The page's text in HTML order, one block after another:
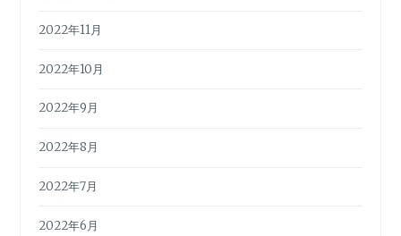
2022年11月
2022年10月
2022年9月
2022年8月
2022年7月
2022年6月